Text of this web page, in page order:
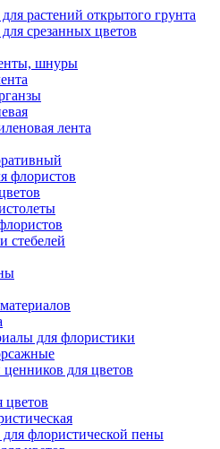
растений открытого грунта
срезанных цветов
шнуры
лента
флористов
стебелей
для флористики
для цветов
цветов
флористической пены